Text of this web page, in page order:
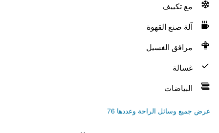
مع تكييف
آلة صنع القهوة
مرافق الغسيل
غسالة
البياضات
عرض جميع وسائل الراحة وعددها 76